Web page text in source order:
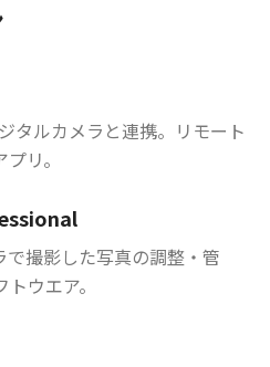
タルカメラと連携。リモート
リ。
撮影した写真の調整・管
ウエア。